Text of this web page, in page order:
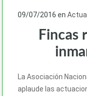
09/07/2016 en
Fincas
La Asociación
aplaude las